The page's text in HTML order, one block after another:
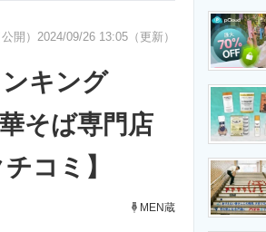
経営リーダーのコミュニティ
・比較・事例 製造業のIT導入・活用を支援
エネルギーの専門メディア
開） 2024/09/26 13:05（更新）
ンキング
そば専門店
コミ】
MEN蔵